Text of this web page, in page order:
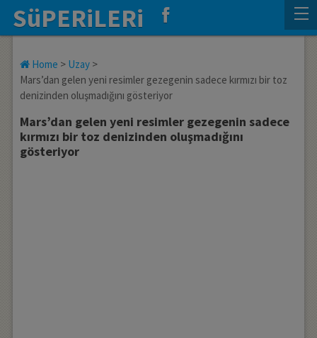
SüPERiLERi
Home > Uzay>
Mars’dan gelen yeni resimler gezegenin sadece kırmızı bir toz
denizinden oluşmadığını gösteriyor
Mars’dan gelen yeni resimler gezegenin sadece
kırmızı bir toz denizinden oluşmadığını
gösteriyor